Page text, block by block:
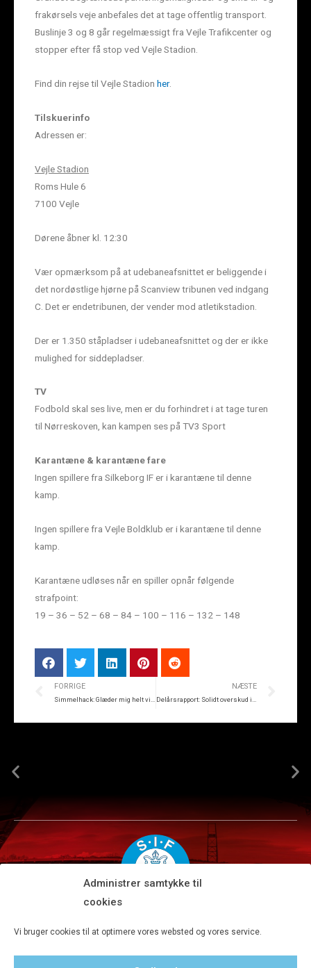
Administrer samtykke til
cookies
Vi bruger cookies til at optimere vores websted og vores service.
frakørsels veje anbefales det at tage offentlig transport.
Buslinje 3 og 8 går regelmæssigt fra Vejle Trafikcenter og
stopper efter få stop ved Vejle Stadion.
Find din rejse til Vejle Stadion her.
Tilskuerinfo
Adressen er:
Vejle Stadion
Roms Hule 6
7100 Vejle
Dørene åbner kl. 12:30
Vær opmærksom på at udebaneafsnittet er beliggende i
det nordøstlige hjørne på Scanview tribunen ved indgang
C. Det er endetribunen, der vender mod atletikstadion.
Der er 1.350 ståpladser i udebaneafsnittet og der er ikke
mulighed for siddepladser.
TV
Fodbold skal ses live, men er du forhindret i at tage turen
til Nørreskoven, kan kampen ses på TV3 Sport
Karantæne & karantæne fare
Ingen spillere fra Silkeborg IF er i karantæne til denne
kamp.
Ingen spillere fra Vejle Boldklub er i karantæne til denne
kamp.
Karantæne udløses når en spiller opnår følgende
strafpoint:
19 – 36 – 52 – 68 – 84 – 100 – 116 – 132 – 148
FORRIGE
Simmelhack: Glæder mig helt vildt!
NÆSTE
Delårsrapport: Solidt overskud i Silkeborg IF Invest A/S
Tlf 8680 4477 · Fax 8680 4647 · Kontortid man-fre kl. 9-15